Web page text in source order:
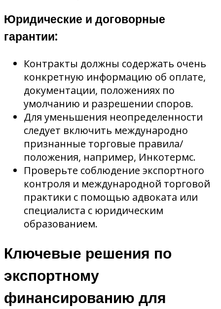
Юридические и договорные
гарантии:
Контракты должны содержать очень
конкретную информацию об оплате,
документации, положениях по
умолчанию и разрешении споров.
Для уменьшения неопределенности
следует включить международно
признанные торговые правила/
положения, например, Инкотермс.
Проверьте соблюдение экспортного
контроля и международной торговой
практики с помощью адвоката или
специалиста с юридическим
образованием.
Ключевые решения по
экспортному
финансированию для